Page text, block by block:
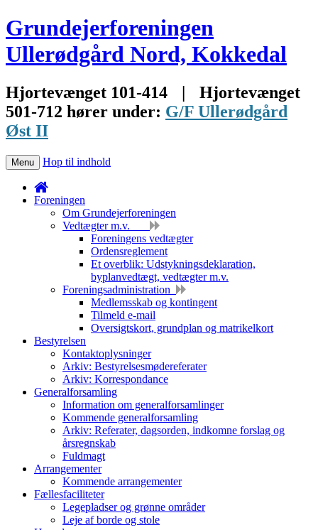
Grundejerforeningen
Ullerødgård Nord, Kokkedal
Hjortevænget 101-414 |
Hjortevænget
501-712 hører under: G/F Ullerødgård
Øst II
Menu Hop til indhold
Foreningen
Om Grundejerforeningen
Vedtægter m.v.
Foreningens vedtægter
Ordensreglement
Et overblik: Udstykningsdeklaration,
byplanvedtægt, vedtægter m.v.
Foreningsadministration
Medlemsskab og kontingent
Tilmeld e-mail
Oversigtskort, grundplan og matrikelkort
Bestyrelsen
Kontaktoplysninger
Arkiv: Bestyrelsesmødereferater
Arkiv: Korrespondance
Generalforsamling
Information om generalforsamlinger
Kommende generalforsamling
Arkiv: Referater, dagsorden, indkomne forslag og
årsregnskab
Fuldmagt
Arrangementer
Kommende arrangementer
Fællesfaciliteter
Legepladser og grønne områder
Leje af borde og stole